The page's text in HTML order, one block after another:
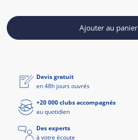
Ajouter au panier
Devis gratuit
en 48h jours ouvrés
+20 000 clubs accompagnés
au quotidien
Des experts
à votre écoute